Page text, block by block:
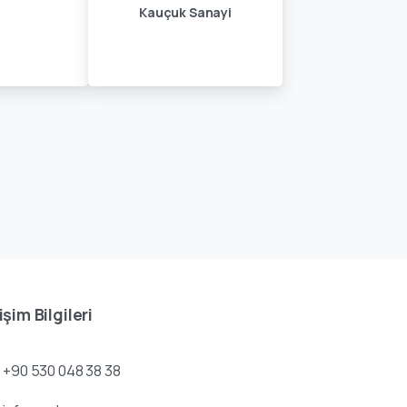
Kauçuk Sanayi
Bilgileri
+90 530 048 38 38